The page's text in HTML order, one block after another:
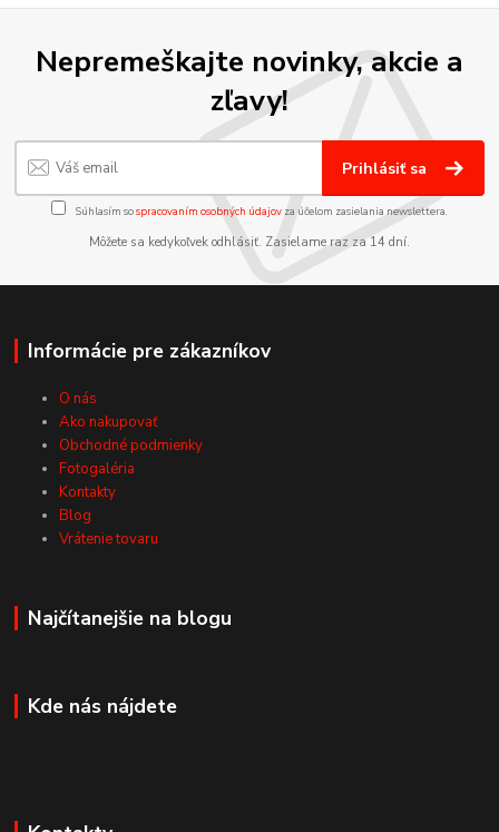
Nepremeškajte novinky, akcie a
zľavy!
Prihlásiť sa
Súhlasím sospracovaním osobných údajov za účelom zasielania newslettera.
Môžete sa kedykoľvek odhlásiť. Zasielame raz za 14 dní.
Informácie pre zákazníkov
O nás
Ako nakupovať
Obchodné podmienky
Fotogaléria
Kontakty
Blog
Vrátenie tovaru
Najčítanejšie na blogu
Kde nás nájdete